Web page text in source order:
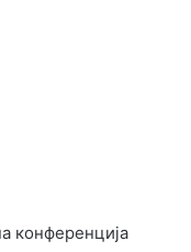
конференција